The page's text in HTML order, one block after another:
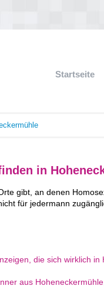
Startseite
in
gibt, an denen
für jedermann
die sich wirklich
aus